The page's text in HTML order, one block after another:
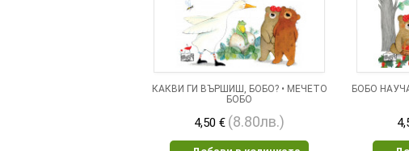
КАКВИ ГИ ВЪРШИШ, БОБО? • МЕЧЕТО
БОБО
4,50 € (8.80лв.)
БОБО